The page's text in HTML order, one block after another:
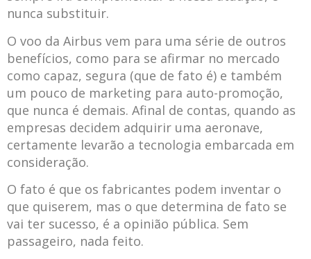
nunca substituir.
O voo da Airbus vem para uma série de outros
benefícios, como para se afirmar no mercado
como capaz, segura (que de fato é) e também
um pouco de marketing para auto-promoção,
que nunca é demais. Afinal de contas, quando as
empresas decidem adquirir uma aeronave,
certamente levarão a tecnologia embarcada em
consideração.
O fato é que os fabricantes podem inventar o
que quiserem, mas o que determina de fato se
vai ter sucesso, é a opinião pública. Sem
passageiro, nada feito.